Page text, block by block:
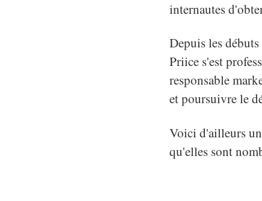
internautes
Depuis les
Priice s'est
responsable
et poursuivre le
Voici d'ailleurs
qu'elles sont